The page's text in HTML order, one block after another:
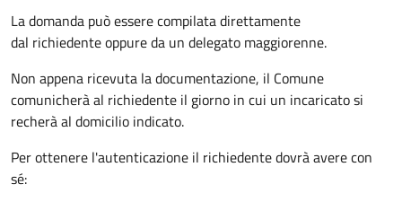
La domanda può essere compilata direttamente
dal richiedente oppure da un delegato maggiorenne.
Non appena ricevuta la documentazione, il Comune
comunicherà al richiedente il giorno in cui un incaricato si
recherà al domicilio indicato.
Per ottenere l'autenticazione il richiedente dovrà avere con
sé: